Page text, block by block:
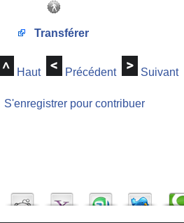
Transférer
Haut Précédent Suivant
S'enregistrer pour contribuer